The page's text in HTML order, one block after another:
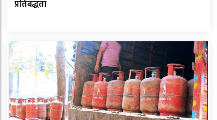
प्रतिबद्धता